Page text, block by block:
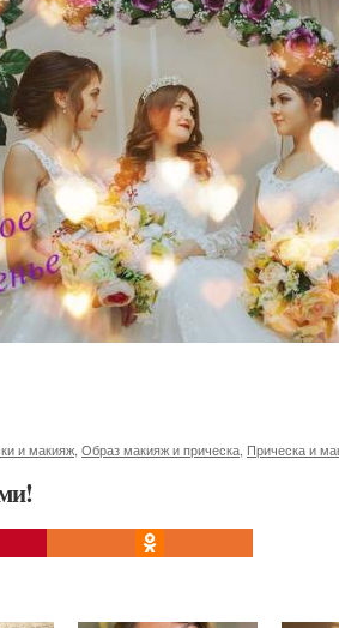
и макияж Образ макияж и прическа Прическа и